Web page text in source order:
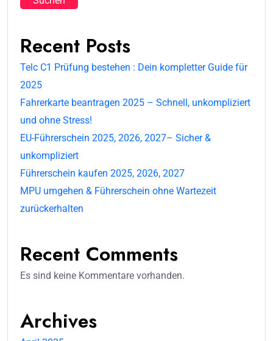
Recent Posts
Telc C1 Prüfung bestehen : Dein kompletter Guide für
2025
Fahrerkarte beantragen 2025 – Schnell, unkompliziert
und ohne Stress!
EU-Führerschein 2025, 2026, 2027– Sicher &
unkompliziert
Führerschein kaufen 2025, 2026, 2027
MPU umgehen & Führerschein ohne Wartezeit
zurückerhalten
Recent Comments
Es sind keine Kommentare vorhanden.
Archives